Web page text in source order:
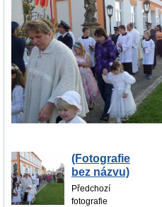
(Fotografie
bez názvu)
Předchozí
fotografie